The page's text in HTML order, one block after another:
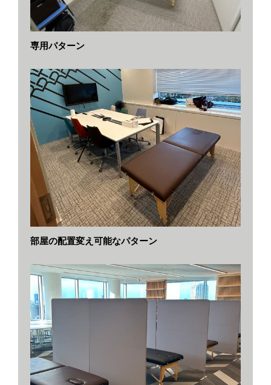
専用パターン
部屋の配置変え可能なパターン